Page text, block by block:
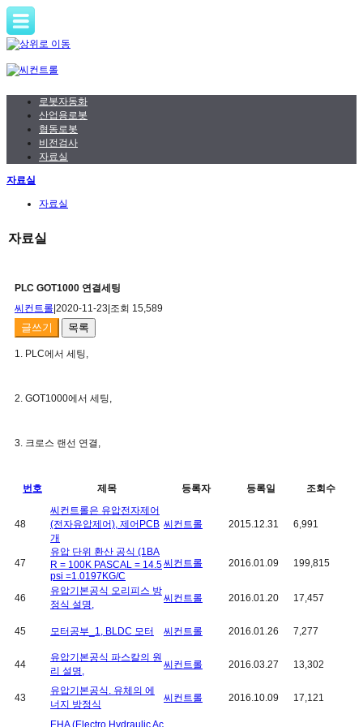
로봇자동화
산업용로봇
협동로봇
비전검사
자료실
자료실
자료실
자료실
PLC GOT1000 연결세팅
씨컨트롤 2020-11-23 조회 15,589
글쓰기 목록
1. PLC에서 세팅,
2. GOT1000에서 세팅,
3. 크로스 랜선 연결,
번호 제목 등록자 등록일 조회수
48
씨컨트롤은 유압전자제어
(전자유압제어), 제어PCB
개
씨컨트롤 2015.12.31 6,991
47
유압 단위 환산 공식 (1BA
R = 100K PASCAL = 14.5
psi =1.0197KG/C
씨컨트롤 2016.01.09 199,815
46
유압기본공식 오리피스 방
정식 설명,
씨컨트롤 2016.01.20 17,457
45 모터공부_1, BLDC 모터 씨컨트롤 2016.01.26 7,277
44
유압기본공식 파스칼의 원
리 설명,
씨컨트롤 2016.03.27 13,302
43
유압기본공식. 유체의 에
너지 방정식
씨컨트롤 2016.10.09 17,121
EHA (Electro Hydraulic Ac